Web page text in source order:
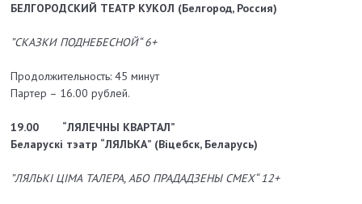
БЕЛГОРОДСКИЙ ТЕАТР КУКОЛ (Белгород, Россия)
”СКАЗКИ ПОДНЕБЕСНОЙ“ 6+
Продолжительность: 45 минут
Партер – 16.00 рублей.
19.00
“ЛЯЛЕЧНЫ КВАРТАЛ”
Беларускі тэатр “ЛЯЛЬКА” (Віцебск, Беларусь)
”ЛЯЛЬКІ ЦІМА ТАЛЕРА, АБО ПРАДАДЗЕНЫ СМЕХ“ 12+